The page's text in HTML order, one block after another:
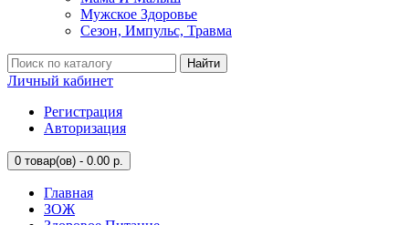
Мужское Здоровье
Сезон, Импульс, Травма
Найти
Личный кабинет
Регистрация
Авторизация
0 товар(ов) - 0.00 р.
Главная
ЗОЖ